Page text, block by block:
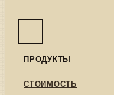
ПРОДУКТЫ
СТОИМОСТЬ